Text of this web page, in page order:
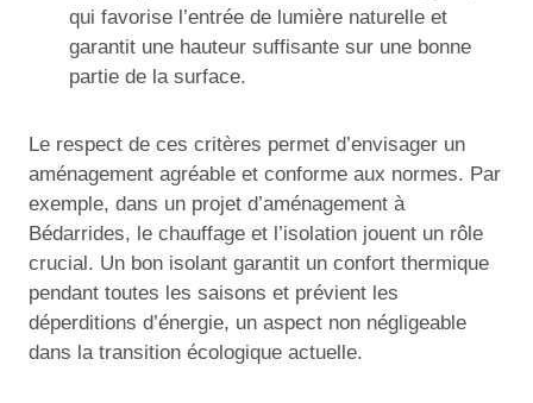
qui favorise l’entrée de lumière naturelle et
garantit une hauteur suffisante sur une bonne
partie de la surface.
Le respect de ces critères permet d’envisager un
aménagement agréable et conforme aux normes. Par
exemple, dans un projet d’aménagement à
Bédarrides, le chauffage et l’isolation jouent un rôle
crucial. Un bon isolant garantit un confort thermique
pendant toutes les saisons et prévient les
déperditions d’énergie, un aspect non négligeable
dans la transition écologique actuelle.